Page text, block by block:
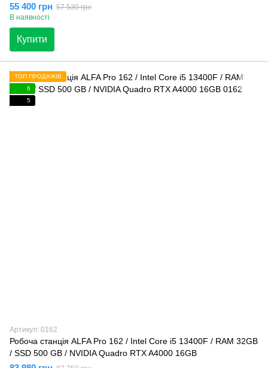
55 400 грн 57 530 грн
В наявності
Купити
ТОП ПРОДАЖІВ
6
5
Артикул: 0162
Робоча станція ALFA Pro 162 / Intel Core i5 13400F / RAM 32GB
/ SSD 500 GB / NVIDIA Quadro RTX A4000 16GB